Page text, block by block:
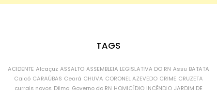
TAGS
ACIDENTE Alcaçuz ASSALTO ASSEMBLEIA LEGISLATIVA DO RN Assu BATATA
Caicó CARAÚBAS Ceará CHUVA CORONEL AZEVEDO CRIME CRUZETA
currais novos Dilma Governo do RN HOMICÍDIO INCÊNDIO JARDIM DE